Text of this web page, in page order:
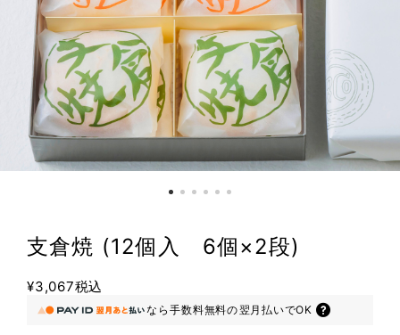
支倉焼 (12個入 6個×2段)
¥3,067税込
なら 手数料無料の翌月払いでOK